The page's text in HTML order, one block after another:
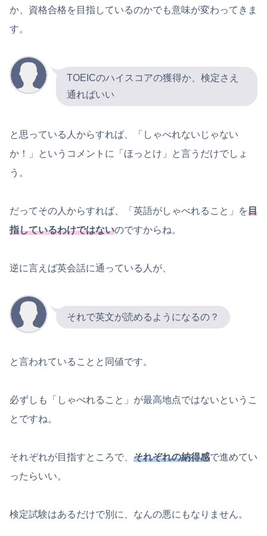
か、資格合格を目指しているのかでも意味が変わってきま
す。
TOEICのハイスコアの獲得か、検定さえ
通ればいい
と思っている人からすれば、「しゃべれないじゃない
か！」というコメントに「ほっとけ」と言うだけでしょ
う。
だってその人からすれば、「英語がしゃべれること」を目
指しているわけではないのですからね。
逆に言えば英会話に通っている人が、
それで英文が読めるようになるの？
と言われていることと同値です。
必ずしも「しゃべれること」が最高地点ではないというこ
とですね。
それぞれが目指すところで、 それぞれの納得感で進めてい
ったらいい。
検定試験はあるだけで別に、なんの悪にもなりません。